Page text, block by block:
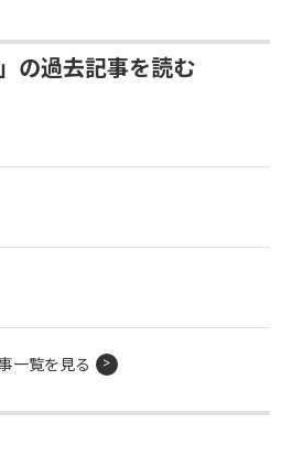
の過去記事を読む
一覧を見る